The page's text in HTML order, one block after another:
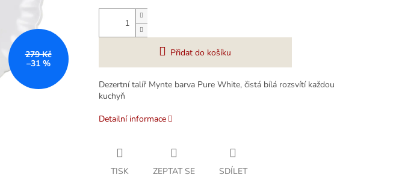
279 Kč
–31 %
Přidat do košíku
Dezertní talíř Mynte barva Pure White, čistá bílá rozsvítí každou
kuchyň
Detailní informace
TISK ZEPTAT SE SDÍLET